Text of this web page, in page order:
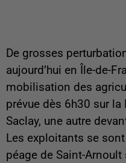
De grosses
aujourd’hui en Île-de-
mobilisation des
prévue dès 6h30 sur
Saclay, une autre
Les exploitants se
péage de Saint-